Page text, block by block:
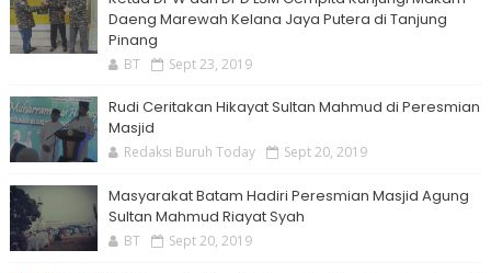
Daeng Marewah Kelana Jaya Putera di Tanjung
Pinang
BT Sept 23, 2019
Rudi Ceritakan Hikayat Sultan Mahmud di Peresmian
Masjid
Redaksi Buruh Today Sept 20, 2019
Masyarakat Batam Hadiri Peresmian Masjid Agung
Sultan Mahmud Riayat Syah
BT Sept 20, 2019